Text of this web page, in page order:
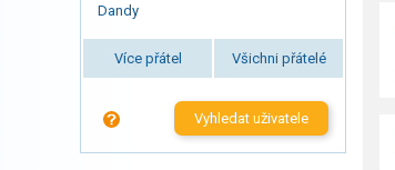
Dandy
Více přátel Všichni přátelé
Vyhledat uživatele